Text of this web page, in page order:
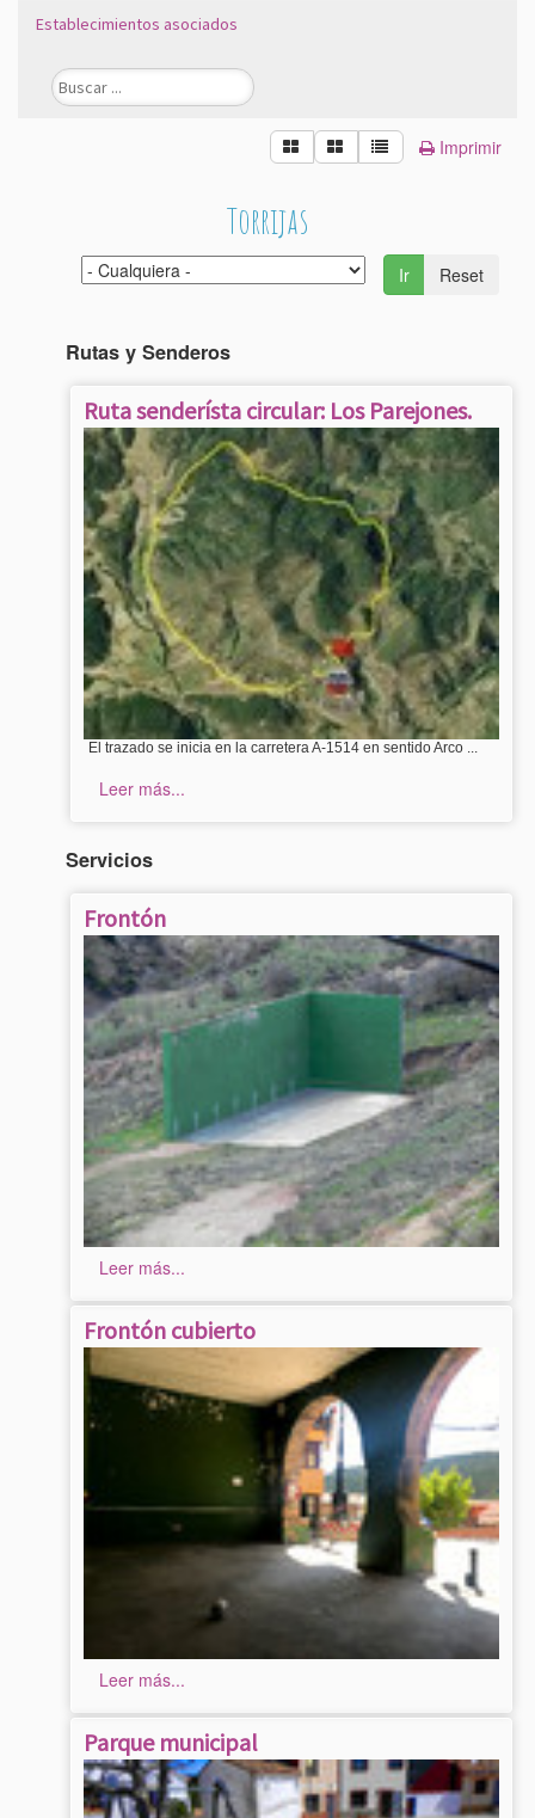
Establecimientos asociados
Imprimir
Torrijas
Ir Reset
Rutas y Senderos
Ruta senderísta circular: Los Parejones.
El trazado se inicia en la carretera A-1514 en sentido Arco ...
Leer más...
Servicios
Frontón
Leer más...
Frontón cubierto
Leer más...
Parque municipal